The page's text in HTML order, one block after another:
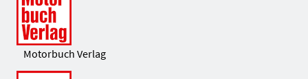
Motorbuch Verlag